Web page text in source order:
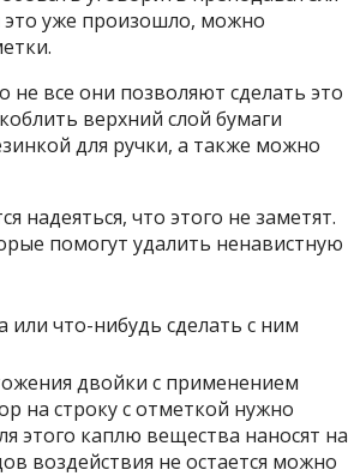
это уже произошло, можно
все они позволяют сделать это
верхний слой бумаги
для ручки, а также можно
надеяться, что этого не заметят.
помогут удалить ненавистную
двойки с применением
на строку с отметкой нужно
этого каплю вещества наносят на
воздействия не остается можно